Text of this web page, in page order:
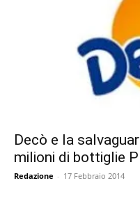
Decò e la
milioni di bottiglie
Redazione - 17 Febbraio 2014